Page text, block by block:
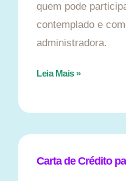
quem pode
contemplado e
administradora.
Leia Mais »
Carta de Crédito